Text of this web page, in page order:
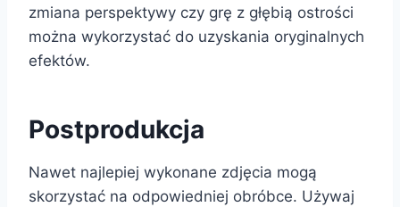
zmiana perspektywy czy grę z głębią ostrości
można wykorzystać do uzyskania oryginalnych
efektów.
Postprodukcja
Nawet najlepiej wykonane zdjęcia mogą
skorzystać na odpowiedniej obróbce. Używaj